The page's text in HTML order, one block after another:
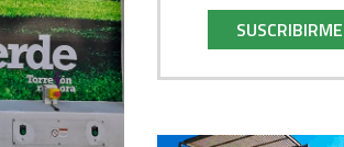
SUSCRIBIRME